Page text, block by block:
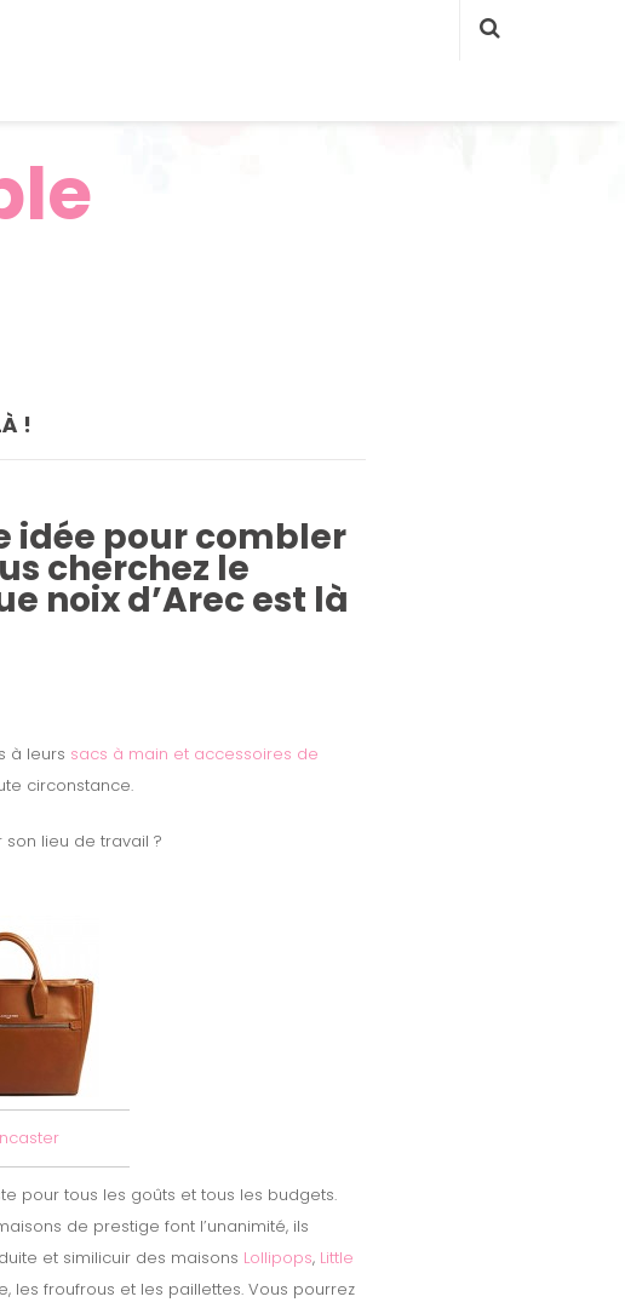
!
idée pour combler
cherchez le
noix d’Arec est là
à leurs sacs à main et accessoires de
circonstance.
lieu de travail ?
pour tous les goûts et tous les budgets.
de prestige font l’unanimité, ils
et similicuir des maisons Lollipops, Little
froufrous et les paillettes. Vous pourrez